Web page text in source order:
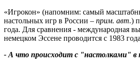
«Игрокон» (напомним: самый
настольных игр в России – прим. авт.)
года. Для сравнения - международная
немецком Эссене проводится с 1983
- А что происходит с "настолками" в